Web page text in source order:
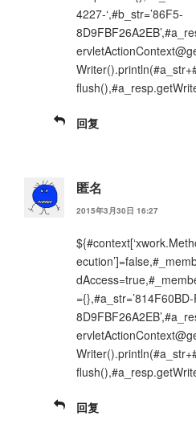
4227-‘,#b_str=’86F5-
回复
匿名
2015年3月30日 16:27
回复